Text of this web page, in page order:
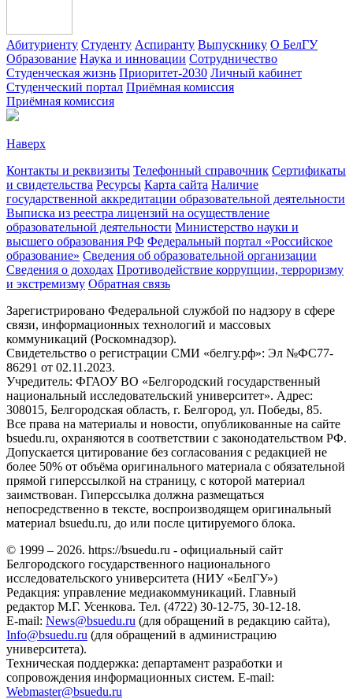
Абитуриенту Студенту Аспиранту Выпускнику О БелГУ
Образование Наука и инновации Сотрудничество
Студенческая жизнь Приоритет-2030 Личный кабинет
Студенческий портал Приёмная комиссия
Приёмная комиссия
Наверх
Контакты и реквизиты Телефонный справочник Сертификаты
и свидетельства Ресурсы Карта сайта Наличие
государственной аккредитации образовательной деятельности
Выписка из реестра лицензий на осуществление
образовательной деятельности Министерствo науки и
высшего образования РФ Федеральный портал «Российское
образование» Сведения об образовательной организации
Сведения о доходах Противодействие коррупции, терроризму
и экстремизму Обратная связь
Зарегистрировано Федеральной службой по надзору в сфере
связи, информационных технологий и массовых
коммуникаций (Роскомнадзор).
Свидетельство о регистрации СМИ «белгу.рф»: Эл №ФС77-
86291 от 02.11.2023.
Учредитель: ФГАОУ ВО «Белгородский государственный
национальный исследовательский университет». Адрес:
308015, Белгородская область, г. Белгород, ул. Победы, 85.
Все права на материалы и новости, опубликованные на сайте
bsuedu.ru, охраняются в соответствии с законодательством РФ.
Допускается цитирование без согласования с редакцией не
более 50% от объёма оригинального материала с обязательной
прямой гиперссылкой на страницу, с которой материал
заимствован. Гиперссылка должна размещаться
непосредственно в тексте, воспроизводящем оригинальный
материал bsuedu.ru, до или после цитируемого блока.
© 1999 – 2026. https://bsuedu.ru - официальный сайт
Белгородского государственного национального
исследовательского университета (НИУ «БелГУ»)
Редакция: управление медиакоммуникаций. Главный
редактор М.Г. Усенкова. Тел. (4722) 30-12-75, 30-12-18.
E-mail: News@bsuedu.ru (для обращений в редакцию сайта),
Info@bsuedu.ru (для обращений в администрацию
университета).
Техническая поддержка: департамент разработки и
сопровождения информационных систем. E-mail:
Webmaster@bsuedu.ru